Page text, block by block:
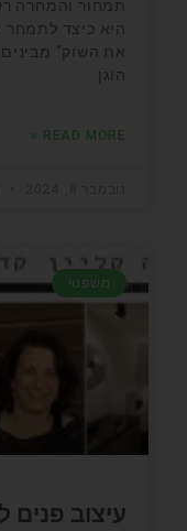
תמחור והמחרה
היא כיצד
את השוק"
הוגן
READ MORE »
משפטי